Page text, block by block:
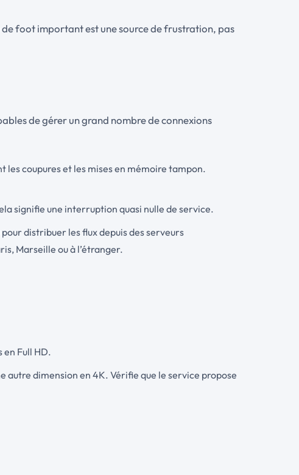
foot important est une source de frustration, pas
de gérer un grand nombre de connexions
les coupures et les mises en mémoire tampon.
signifie une interruption quasi nulle de service.
distribuer les flux depuis des serveurs
Marseille ou à l’étranger.
Full HD.
autre dimension en 4K. Vérifie que le service propose